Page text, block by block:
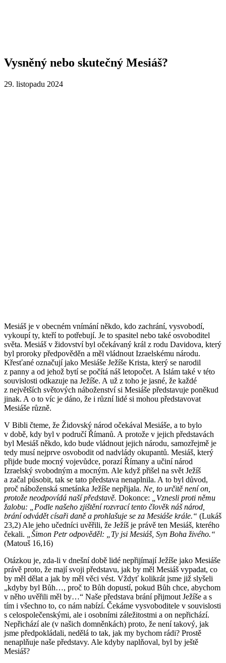
Vysněný nebo skutečný Mesiáš?
29. listopadu 2024
Mesiáš je v obecném vnímání někdo, kdo zachrání, vysvobodí,
vykoupí ty, kteří to potřebují. Je to spasitel nebo také osvoboditel
světa. Mesiáš v židovství byl očekávaný král z rodu Davidova, který
byl proroky předpověděn a měl vládnout Izraelskému národu.
Křesťané označují jako Mesiáše Ježíše Krista, který se narodil
z panny a od jehož bytí se počítá náš letopočet. A Islám také v této
souvislosti odkazuje na Ježíše. A už z toho je jasné, že každé
z největších světových náboženství si Mesiáše představuje poněkud
jinak. A o to víc je dáno, že i různí lidé si mohou představovat
Mesiáše různě.
V Bibli čteme, že Židovský národ očekával Mesiáše, a to bylo
v době, kdy byl v područí Římanů. A protože v jejich představách
byl Mesiáš někdo, kdo bude vládnout jejich národu, samozřejmě je
tedy musí nejprve osvobodit od nadvlády okupantů. Mesiáš, který
přijde bude mocný vojevůdce, porazí Římany a učiní národ
Izraelský svobodným a mocným. Ale když přišel na svět Ježíš
a začal působit, tak se tato představa nenaplnila. A to byl důvod,
proč náboženská smetánka Ježíše nepřijala. Ne, to určitě není on,
protože neodpovídá naší představě. Dokonce:
„Vznesli proti němu
žalobu: „Podle našeho zjištění rozvrací tento člověk náš národ,
brání odvádět císaři daně a prohlašuje se za Mesiáše krále.“ (Lukáš
23,2) Ale jeho učedníci uvěřili, že Ježíš je právě ten Mesiáš, kterého
čekali.
„Šimon Petr odpověděl: „Ty jsi Mesiáš, Syn Boha živého.“
(Matouš 16,16)
Otázkou je, zda-li v dnešní době lidé nepřijímají Ježíše jako Mesiáše
právě proto, že mají svoji představu, jak by měl Mesiáš vypadat, co
by měl dělat a jak by měl věci vést. Vždyť kolikrát jsme již slyšeli
„kdyby byl Bůh…, proč to Bůh dopustí, pokud Bůh chce, abychom
v něho uvěřili měl by…“ Naše představa brání přijmout Ježíše a s
tím i všechno to, co nám nabízí. Čekáme vysvoboditele v souvislosti
s celospolečenskými, ale i osobními záležitostmi a on nepřichází.
Nepřichází ale (v našich domněnkách) proto, že není takový, jak
jsme předpokládali, nedělá to tak, jak my bychom rádi? Prostě
nenaplňuje naše představy. Ale kdyby naplňoval, byl by ještě
Mesiáš?